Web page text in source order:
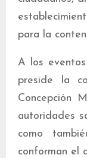
para la
A los
preside la
Concepción
autoridades
como
conforman el